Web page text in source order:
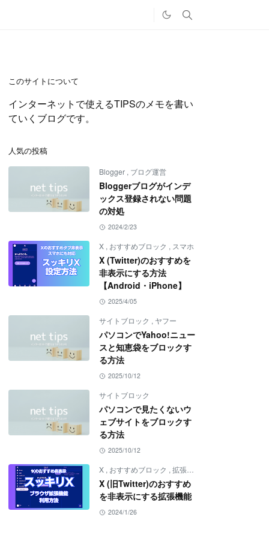
このサイトについて
インターネットで使えるTIPSのメモを書い
ていくブログです。
人気の投稿
Blogger , ブログ運営
Bloggerブログがインデ
ックス登録されない問題
の対処
2024/2/23
X , おすすめブロック , スマホ
X (Twitter)のおすすめを
非表示にする方法
【Android・iPhone】
2025/4/05
サイトブロック , ヤフー
パソコンでYahoo!ニュー
スと知恵袋をブロックす
る方法
2025/10/12
サイトブロック
パソコンで見たくないウ
ェブサイトをブロックす
る方法
2025/10/12
X , おすすめブロック , 拡張機能
X (旧Twitter)のおすすめ
を非表示にする拡張機能
2024/1/26